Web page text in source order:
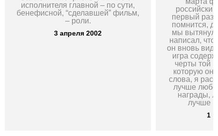
исполнителя главной – по сути,
бенефисной, “сделавшей” фильм,
– роли.
3 апреля 2002
первый раз
помнится,
мы
написал, что
он вновь
игра
черты той
которую он
слова, я
лучше
награды,
лучше
1